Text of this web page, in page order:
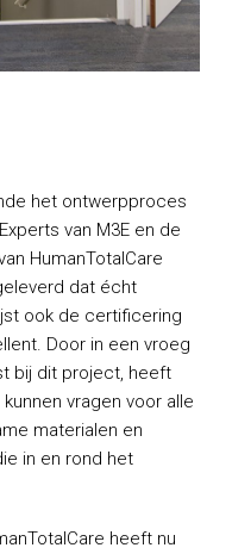
het ontwerpproces
van M3E en de
HumanTotalCare
dat écht
ook de certificering
Door in een vroeg
bij dit project, heeft
vragen voor alle
materialen en
in en rond het
heeft nu